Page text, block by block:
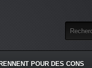
POUR DES CONS